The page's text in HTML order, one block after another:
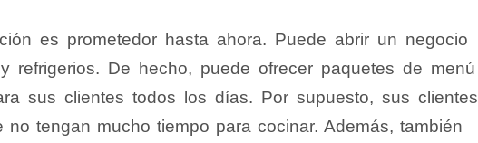
es prometedor hasta ahora. Puede abrir un negocio
refrigerios. De hecho, puede ofrecer paquetes de menú
sus clientes todos los días. Por supuesto, sus clientes
no tengan mucho tiempo para cocinar. Además, también